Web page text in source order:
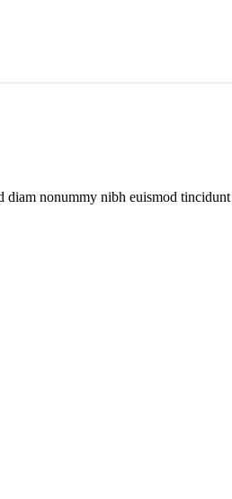
nonummy nibh euismod